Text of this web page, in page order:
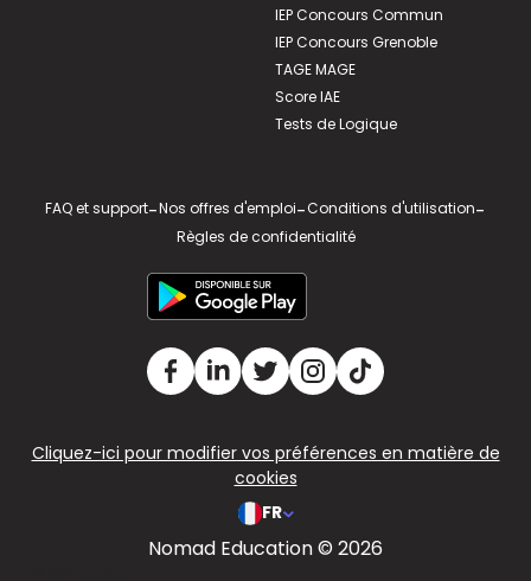
IEP Concours Commun
IEP Concours Grenoble
TAGE MAGE
Score IAE
Tests de Logique
FAQ et support-Nos offres d'emploi-Conditions d'utilisation-
Règles de confidentialité
Cliquez-ici pour modifier vos préférences en matière de
cookies
FR
Nomad Education © 2026